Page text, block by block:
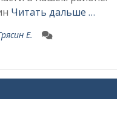
Читать дальше …
Е.